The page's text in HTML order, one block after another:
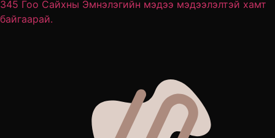
345 Гоо Сайхны Эмнэлэгийн мэдээ мэдээлэлтэй хамт
байгаарай.